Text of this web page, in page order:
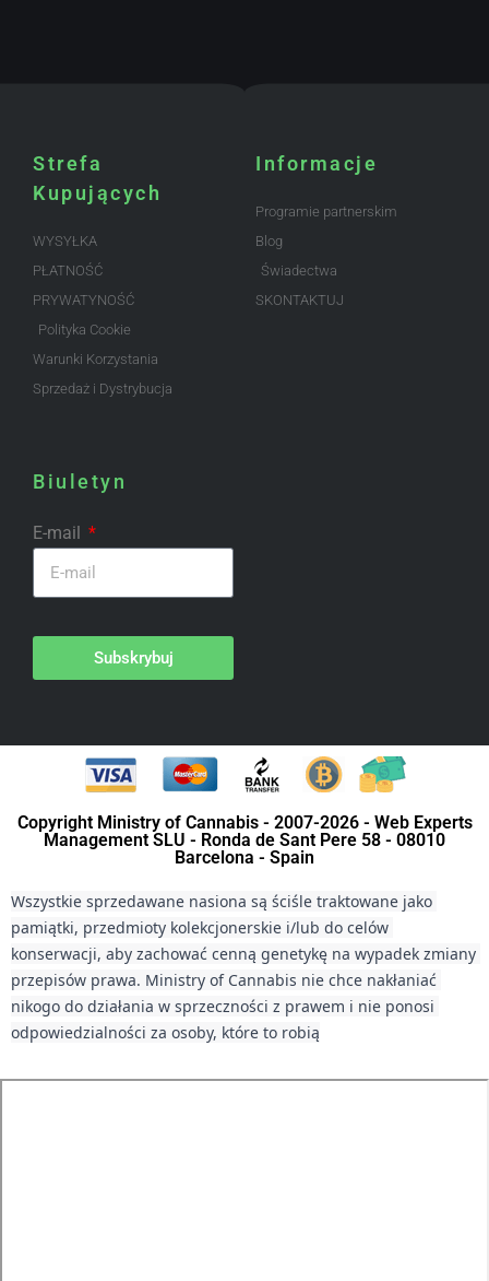
Strefa
Kupujących
WYSYŁKA
PŁATNOŚĆ
PRYWATYNOŚĆ
Polityka Cookie
Warunki Korzystania
Sprzedaż i Dystrybucja
Informacje
Programie partnerskim
Blog
Świadectwa
SKONTAKTUJ
Biuletyn
E-mail
Subskrybuj
Copyright Ministry of Cannabis - 2007-2026 - Web Experts
Management SLU - Ronda de Sant Pere 58 - 08010
Barcelona - Spain
Wszystkie sprzedawane nasiona są ściśle traktowane jako
pamiątki, przedmioty kolekcjonerskie i/lub do celów
konserwacji, aby zachować cenną genetykę na wypadek zmiany
przepisów prawa. Ministry of Cannabis nie chce nakłaniać
nikogo do działania w sprzeczności z prawem i nie ponosi
odpowiedzialności za osoby, które to robią